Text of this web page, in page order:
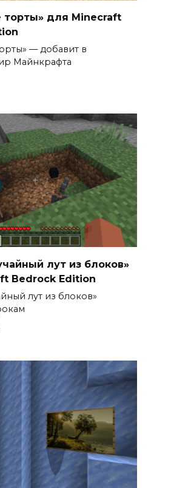
для Minecraft
— добавит в
Майнкрафта
лут из блоков»
Bedrock Edition
лут из блоков»